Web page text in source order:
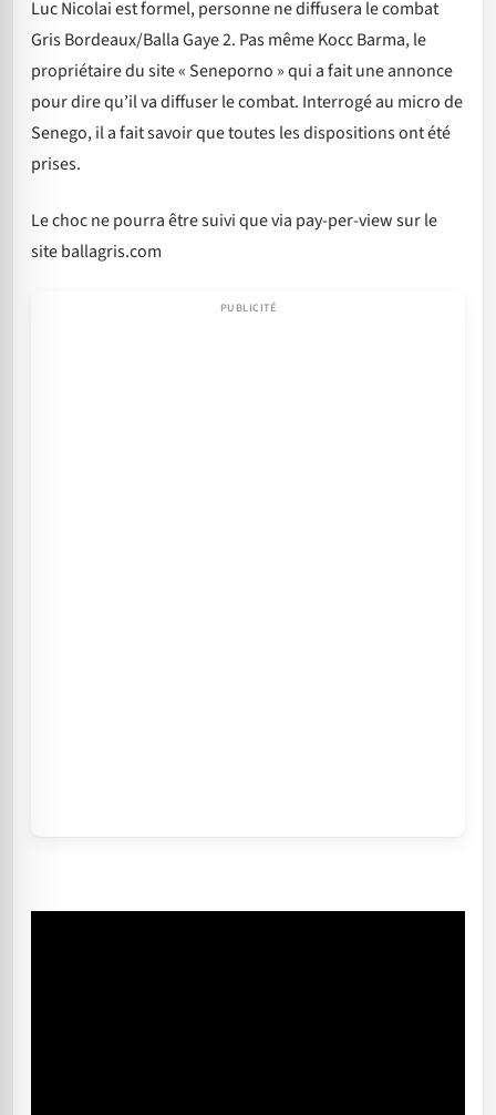
Luc Nicolai est formel, personne ne diffusera le combat
Gris Bordeaux/Balla Gaye 2. Pas même Kocc Barma, le
propriétaire du site « Seneporno » qui a fait une annonce
pour dire qu’il va diffuser le combat. Interrogé au micro de
Senego, il a fait savoir que toutes les dispositions ont été
prises.
Le choc ne pourra être suivi que via pay-per-view sur le
site ballagris.com